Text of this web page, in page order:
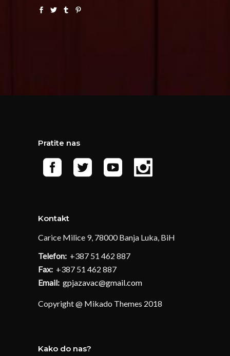
Pratite nas
Kontakt
Carice Milice 9, 78000 Banja Luka, BiH
Telefon: +387 51 462 887
Fax: +387 51 462 887
Email: gpjazavac@gmail.com
Copyright @ Mikado Themes 2018
Kako do nas?